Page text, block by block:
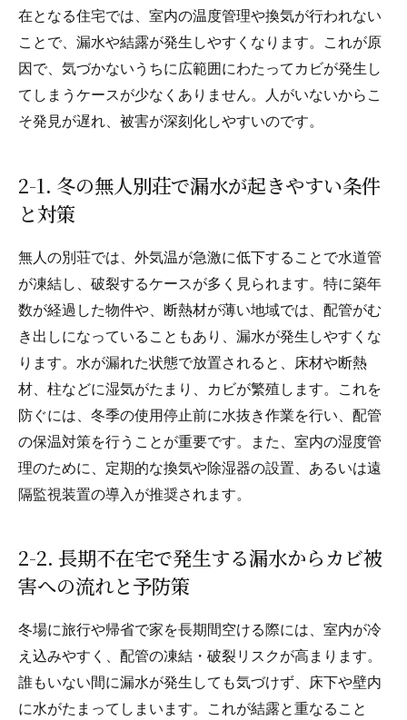
在となる住宅では、室内の温度管理や換気が行われない
ことで、漏水や結露が発生しやすくなります。これが原
因で、気づかないうちに広範囲にわたってカビが発生し
てしまうケースが少なくありません。人がいないからこ
そ発見が遅れ、被害が深刻化しやすいのです。
2-1. 冬の無人別荘で漏水が起きやすい条件
と対策
無人の別荘では、外気温が急激に低下することで水道管
が凍結し、破裂するケースが多く見られます。特に築年
数が経過した物件や、断熱材が薄い地域では、配管がむ
き出しになっていることもあり、漏水が発生しやすくな
ります。水が漏れた状態で放置されると、床材や断熱
材、柱などに湿気がたまり、カビが繁殖します。これを
防ぐには、冬季の使用停止前に水抜き作業を行い、配管
の保温対策を行うことが重要です。また、室内の湿度管
理のために、定期的な換気や除湿器の設置、あるいは遠
隔監視装置の導入が推奨されます。
2-2. 長期不在宅で発生する漏水からカビ被
害への流れと予防策
冬場に旅行や帰省で家を長期間空ける際には、室内が冷
え込みやすく、配管の凍結・破裂リスクが高まります。
誰もいない間に漏水が発生しても気づけず、床下や壁内
に水がたまってしまいます。これが結露と重なること